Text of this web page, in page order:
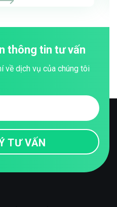
thông tin tư vấn
về dịch vụ của chúng tôi